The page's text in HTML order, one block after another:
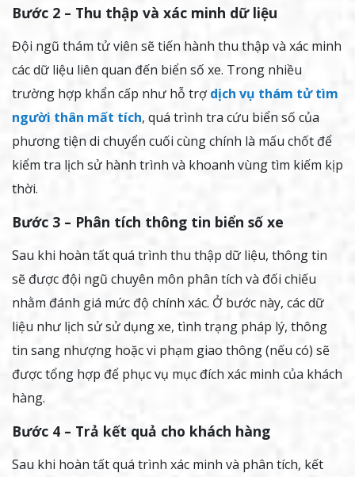
Bước 2 – Thu thập và xác minh dữ liệu
Đội ngũ thám tử viên sẽ tiến hành thu thập và xác minh
các dữ liệu liên quan đến biển số xe. Trong nhiều
trường hợp khẩn cấp như hỗ trợdịch vụ thám tử tìm
người thân mất tích, quá trình tra cứu biển số của
phương tiện di chuyển cuối cùng chính là mấu chốt để
kiểm tra lịch sử hành trình và khoanh vùng tìm kiếm kịp
thời.
Bước 3 – Phân tích thông tin biển số xe
Sau khi hoàn tất quá trình thu thập dữ liệu, thông tin
sẽ được đội ngũ chuyên môn phân tích và đối chiếu
nhằm đánh giá mức độ chính xác. Ở bước này, các dữ
liệu như lịch sử sử dụng xe, tình trạng pháp lý, thông
tin sang nhượng hoặc vi phạm giao thông (nếu có) sẽ
được tổng hợp để phục vụ mục đích xác minh của khách
hàng.
Bước 4 – Trả kết quả cho khách hàng
Sau khi hoàn tất quá trình xác minh và phân tích, kết